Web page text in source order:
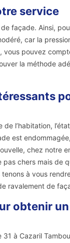
service
façade. Ainsi,
car la
vous pouvez
la méthode
l’habitation,
est
chez notre
chers mais de
à vous
ravalement de
obtenir
à Cazaril